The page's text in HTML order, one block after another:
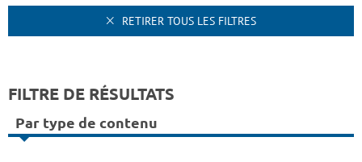
RETIRER TOUS LES FILTRES
FILTRE DE RÉSULTATS
Par type de contenu